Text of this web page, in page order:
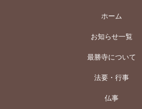
ホーム
お知らせ一覧
最勝寺について
法要・行事
仏事